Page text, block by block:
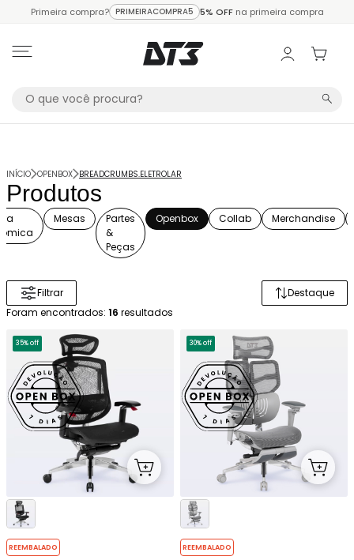
Primeira compra? PRIMEIRACOMPRA5 5% OFFna primeira compra
INÍCIO OPENBOX BREADCRUMBS.ELETROLAR
Produtos
Mesas
Partes
&
Peças
Openbox Collab Merchandise
Foram encontrados: 16 resultados
Ordenar
Destaque
Filtrar
REEMBALADO
35% off
REEMBALADO
30% off